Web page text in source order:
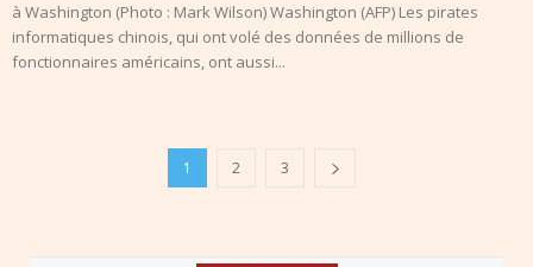
à Washington (Photo : Mark Wilson) Washington (AFP) Les pirates
informatiques chinois, qui ont volé des données de millions de
fonctionnaires américains, ont aussi...
1 2 3